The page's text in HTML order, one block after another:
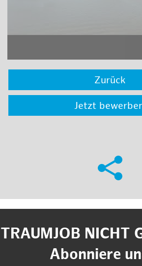
Zurück
Jetzt
TRAUMJOB NICHT
Abonniere